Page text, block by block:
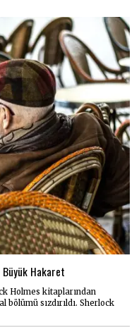
Büyük Hakaret
Holmes kitaplarından
sızdırıldı. Sherlock